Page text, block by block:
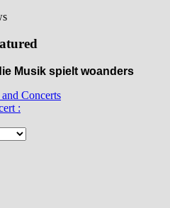
Musik spielt woanders
: